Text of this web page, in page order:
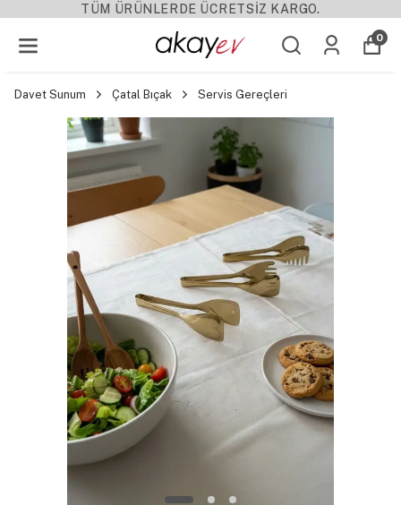
TÜM ÜRÜNLERDE ÜCRETSİZ KARGO.
0
Davet Sunum Çatal Bıçak Servis Gereçleri